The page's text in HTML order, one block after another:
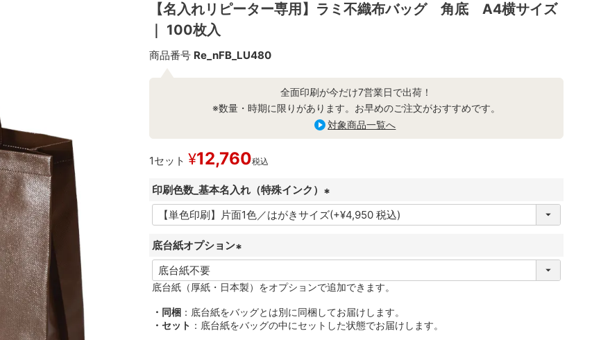
【名入れリピーター専用】ラミ不織布バッグ 角底 A4横サイズ
｜ 100枚入
商品番号 Re_nFB_LU480
全面印刷が今だけ7営業日で出荷！
※数量・時期に限りがあります。お早めのご注文がおすすめです。
対象商品一覧へ
1セット ¥12,760税込
印刷色数_基本名入れ（特殊インク）
(
必
)
底台紙オプション
必
)
底台紙（厚紙・日本製）をオプションで追加できます。
・同梱 ：底台紙をバッグとは別に同梱してお届けします。
・セット ：底台紙をバッグの中にセットした状態でお届けします。